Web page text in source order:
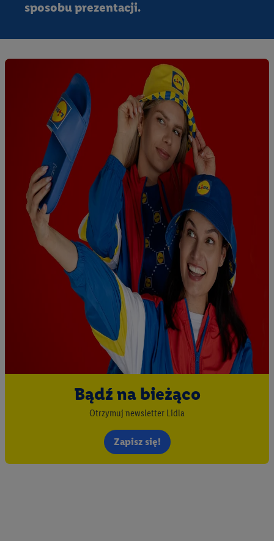
sposobu prezentacji.
Bądź na bieżąco
Otrzymuj newsletter Lidla
Zapisz się!
ograniczonych danych do wyboru reklam. Rozwój i